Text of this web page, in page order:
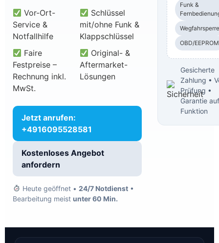
Vor-Ort-
Service &
Notfallhilfe
Schlüssel
mit/ohne Funk &
Klappschlüssel
Faire
Festpreise –
Rechnung inkl.
MwSt.
Original- &
Aftermarket-
Lösungen
Jetzt anrufen:
+4916095528581
Kostenloses Angebot
anfordern
Heute geöffnet • 24/7 Notdienst•
Bearbeitung meist unter 60 Min.
Funk &
Wegfahrsperre
OBD/EEPROM
Gesicherte
Zahlung •
Prüfung •
Garantie auf
Funktion